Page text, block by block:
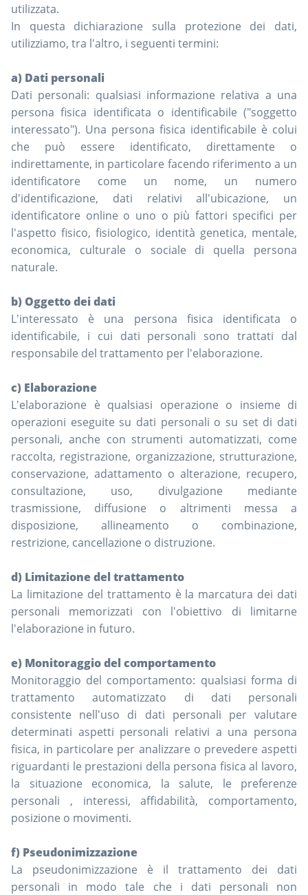
utilizzata.
In questa dichiarazione sulla protezione dei dati,
utilizziamo, tra l'altro, i seguenti termini:
a) Dati personali
Dati personali: qualsiasi informazione relativa a una
persona fisica identificata o identificabile ("soggetto
interessato"). Una persona fisica identificabile è colui
che può essere identificato, direttamente o
indirettamente, in particolare facendo riferimento a un
identificatore come un nome, un numero
d'identificazione, dati relativi all'ubicazione, un
identificatore online o uno o più fattori specifici per
l'aspetto fisico, fisiologico, identità genetica, mentale,
economica, culturale o sociale di quella persona
naturale.
b) Oggetto dei dati
L'interessato è una persona fisica identificata o
identificabile, i cui dati personali sono trattati dal
responsabile del trattamento per l'elaborazione.
c) Elaborazione
L'elaborazione è qualsiasi operazione o insieme di
operazioni eseguite su dati personali o su set di dati
personali, anche con strumenti automatizzati, come
raccolta, registrazione, organizzazione, strutturazione,
conservazione, adattamento o alterazione, recupero,
consultazione, uso, divulgazione mediante
trasmissione, diffusione o altrimenti messa a
disposizione, allineamento o combinazione,
restrizione, cancellazione o distruzione.
d) Limitazione del trattamento
La limitazione del trattamento è la marcatura dei dati
personali memorizzati con l'obiettivo di limitarne
l'elaborazione in futuro.
e) Monitoraggio del comportamento
Monitoraggio del comportamento: qualsiasi forma di
trattamento automatizzato di dati personali
consistente nell'uso di dati personali per valutare
determinati aspetti personali relativi a una persona
fisica, in particolare per analizzare o prevedere aspetti
riguardanti le prestazioni della persona fisica al lavoro,
la situazione economica, la salute, le preferenze
personali , interessi, affidabilità, comportamento,
posizione o movimenti.
f) Pseudonimizzazione
La pseudonimizzazione è il trattamento dei dati
personali in modo tale che i dati personali non